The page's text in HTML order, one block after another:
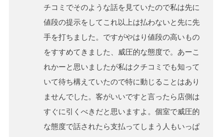
チコミでそのような話を見ていたので私は先に
値段の提示をしてこれ以上は払わないと先に先
手を打ちました。ですがやはり値段の高いもの
をすすめてきました、威圧的な態度で。あーこ
れかーと思いましたが私はクチコミでも知って
いて待ち構えていたので特に動じることはあり
ませんでした。客がいいですと言ったら店側は
すぐに引くべきだと思いますよ。個室で威圧的
な態度で話されたら支払ってしまう人もいっぱ